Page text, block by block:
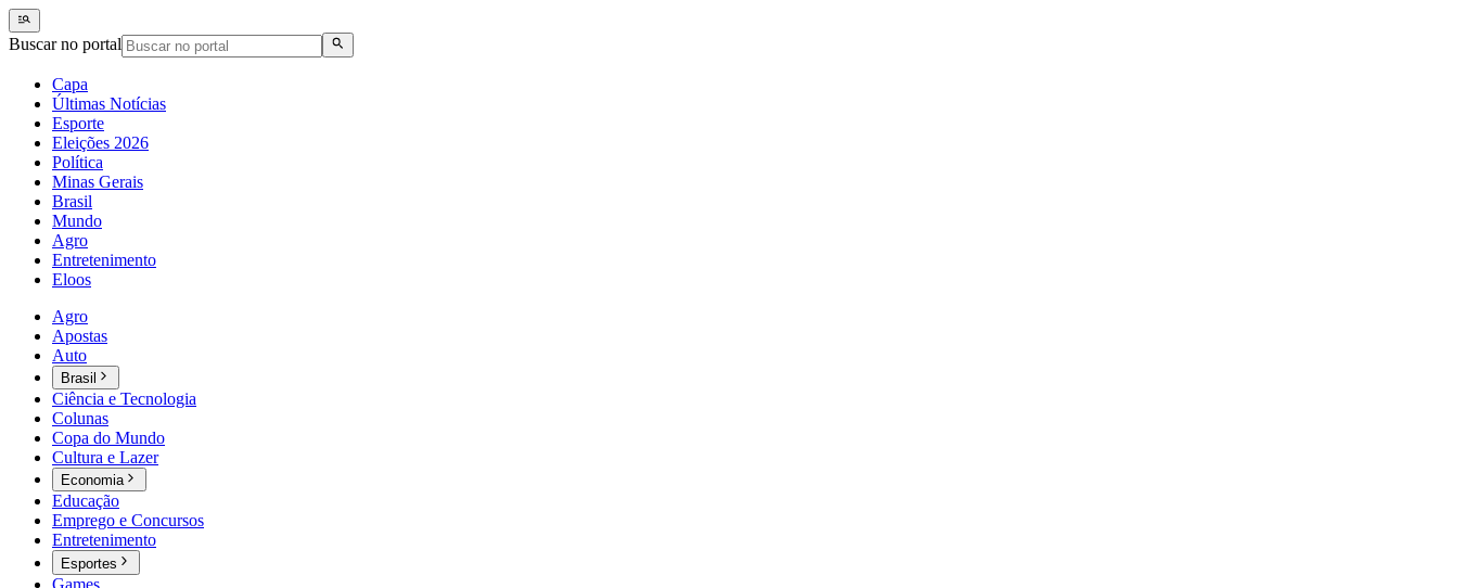
Buscar no portal
Capa
Últimas Notícias
Esporte
Eleições 2026
Política
Minas Gerais
Brasil
Mundo
Agro
Entretenimento
Eloos
Agro
Apostas
Auto
Brasil
Ciência e Tecnologia
Colunas
Copa do Mundo
Cultura e Lazer
Economia
Educação
Emprego e Concursos
Entretenimento
Esportes
Games